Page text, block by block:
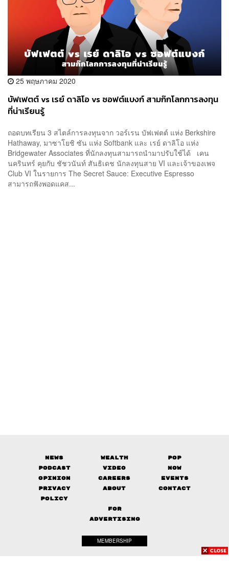
25 พฤษภาคม 2020
บัฟเฟตต์ vs เรย์ ดาลิโอ vs ซอฟต์แบงก์ สามก๊กโลกการลงทุน
ที่น่าเรียนรู้
ถอดบทเรียน 3 สไตล์การลงทุนจาก วอร์เรน บัฟเฟตต์ แห่ง Berkshire
Hathaway, มาซาโยชิ ซัน แห่ง Softbank และ เรย์ ดาลิโอ แห่ง
Bridgewater Associates ที่นักลงทุนสามารถนำมาปรับใช้ได้ เคน
นครินทร์ คุยกับ ชัชวนันท์ สันธิเดช นักลงทุนสาย VI และเจ้าของเพจ
Club VI ในรายการ The Secret Sauce: Executive Espresso
สามารถฟังพอดแคส...
News Wealth
Pop
Podcast
Video
Now
Opinion
Careers
Events
Privacy
Policy
About Contact
FOR
ADVERTISING
MEMBERSHIP